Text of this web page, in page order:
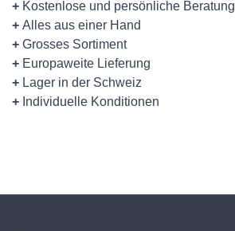
+ Kostenlose und persönliche Beratung
+ Alles aus einer Hand
+ Grosses Sortiment
+ Europaweite Lieferung
+ Lager in der Schweiz
+ Individuelle Konditionen